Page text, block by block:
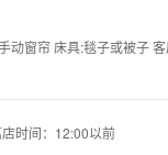
动窗帘 床具:毯子或被子
时间：12:00以前